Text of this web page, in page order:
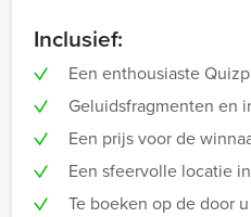
Inclusief:
Een enthousiaste
Geluidsfragmenten en
Een prijs voor de
Een sfeervolle locatie
Te boeken op de door